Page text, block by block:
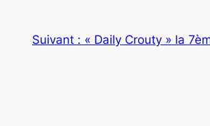
Suivant : « Daily Crouty » la